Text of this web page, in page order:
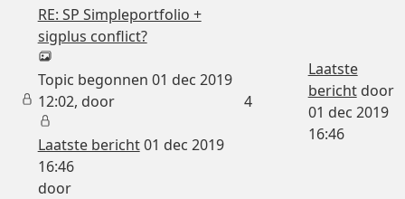
RE: SP Simpleportfolio +
sigplus conflict?
Topic begonnen 01 dec 2019
12:02, door
Laatste bericht01 dec 2019
16:46
door
4
Laatste
berichtdoor
01 dec 2019
16:46